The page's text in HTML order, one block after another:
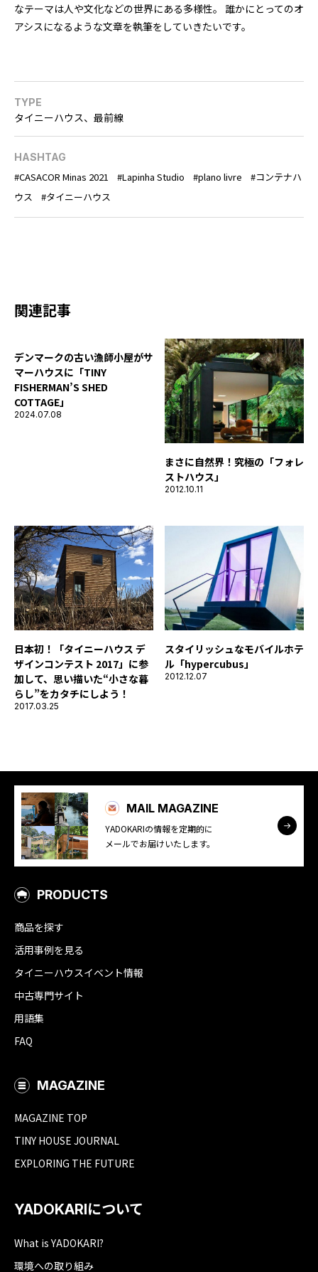
なテーマは人や文化などの世界にある多様性。 誰かにとってのオ
アシスになるような文章を執筆をしていきたいです。
TYPE
タイニーハウス、最前線
HASHTAG
CASACOR Minas 2021 Lapinha Studio plano livre
コンテナハ
ウス
タイニーハウス
関連記事
デンマークの古い漁師小屋がサ
マーハウスに「TINY
FISHERMAN’S SHED
COTTAGE」
2024.07.08
まさに自然界！究極の「フォレ
ストハウス」
2012.10.11
日本初！「タイニーハウス デ
ザインコンテスト 2017」に参
加して、思い描いた“小さな暮
らし”をカタチにしよう！
2017.03.25
スタイリッシュなモバイルホテ
ル「hypercubus」
2012.12.07
MAIL MAGAZINE
YADOKARIの情報を定期的に
メールでお届けいたします。
PRODUCTS
商品を探す
活用事例を見る
タイニーハウスイベント情報
中古専門サイト
用語集
FAQ
MAGAZINE
MAGAZINE TOP
TINY HOUSE JOURNAL
EXPLORING THE FUTURE
YADOKARIについて
What is YADOKARI?
環境への取り組み